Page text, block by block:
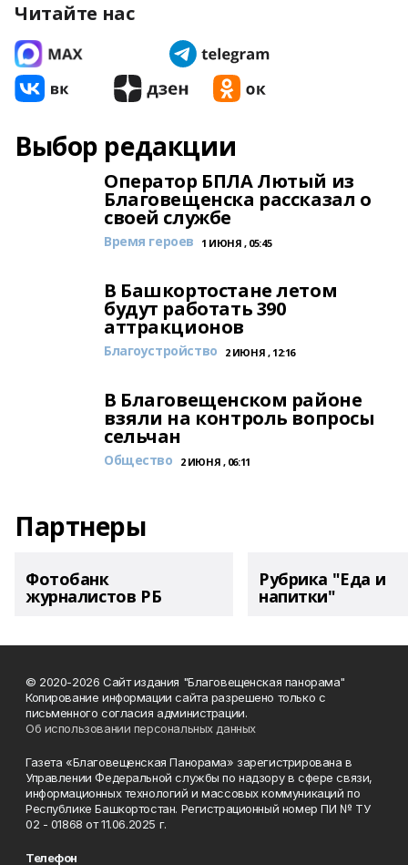
Читайте нас
Выбор редакции
Оператор БПЛА Лютый из
Благовещенска рассказал о
своей службе
Время героев 1 ИЮНЯ , 05:45
В Башкортостане летом
будут работать 390
аттракционов
Благоустройство 2 ИЮНЯ , 12:16
В Благовещенском районе
взяли на контроль вопросы
сельчан
Общество 2 ИЮНЯ , 06:11
Партнеры
Фотобанк
журналистов РБ
Рубрика "Еда и
напитки"
© 2020-2026 Сайт издания "Благовещенская панорама"
Копирование информации сайта разрешено только с
письменного согласия администрации.
Об использовании персональных данных
Газета «Благовещенская Панорама» зарегистрирована в
Управлении Федеральной службы по надзору в сфере связи,
информационных технологий и массовых коммуникаций по
Республике Башкортостан. Регистрационный номер ПИ № ТУ
02 - 01868 от 11.06.2025 г.
Телефон